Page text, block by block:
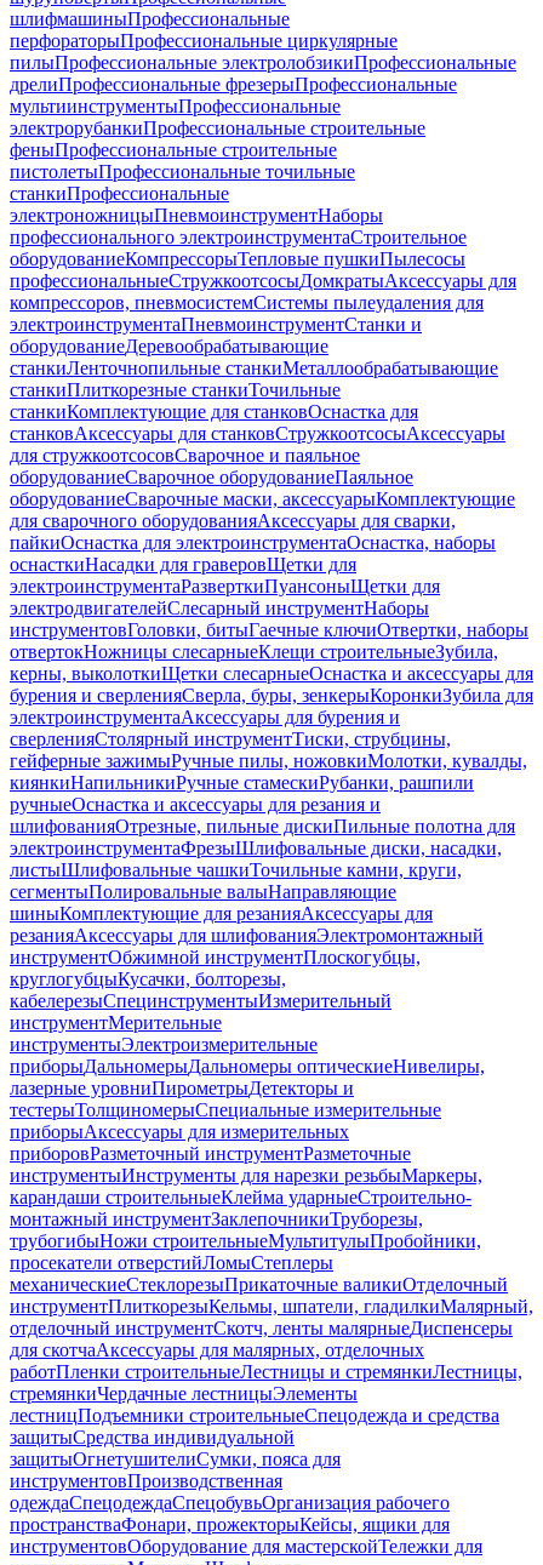
шлифмашиныПрофессиональные
перфораторыПрофессиональные циркулярные
пилыПрофессиональные электролобзикиПрофессиональные
дрелиПрофессиональные фрезерыПрофессиональные
мультиинструментыПрофессиональные
электрорубанкиПрофессиональные строительные
феныПрофессиональные строительные
пистолетыПрофессиональные точильные
станкиПрофессиональные
электроножницыПневмоинструментНаборы
профессионального электроинструментаСтроительное
оборудованиеКомпрессорыТепловые пушкиПылесосы
профессиональныеСтружкоотсосыДомкратыАксессуары для
компрессоров, пневмосистемСистемы пылеудаления для
электроинструментаПневмоинструментСтанки и
оборудованиеДеревообрабатывающие
станкиЛенточнопильные станкиМеталлообрабатывающие
станкиПлиткорезные станкиТочильные
станкиКомплектующие для станковОснастка для
станковАксессуары для станковСтружкоотсосыАксессуары
для стружкоотсосовСварочное и паяльное
оборудованиеСварочное оборудованиеПаяльное
оборудованиеСварочные маски, аксессуарыКомплектующие
для сварочного оборудованияАксессуары для сварки,
пайкиОснастка для электроинструментаОснастка, наборы
оснасткиНасадки для граверовЩетки для
электроинструментаРазверткиПуансоныЩетки для
электродвигателейСлесарный инструментНаборы
инструментовГоловки, битыГаечные ключиОтвертки, наборы
отвертокНожницы слесарныеКлещи строительныеЗубила,
керны, выколоткиЩетки слесарныеОснастка и аксессуары для
бурения и сверленияСверла, буры, зенкерыКоронкиЗубила для
электроинструментаАксессуары для бурения и
сверленияСтолярный инструментТиски, струбцины,
гейферные зажимыРучные пилы, ножовкиМолотки, кувалды,
киянкиНапильникиРучные стамескиРубанки, рашпили
ручныеОснастка и аксессуары для резания и
шлифованияОтрезные, пильные дискиПильные полотна для
электроинструментаФрезыШлифовальные диски, насадки,
листыШлифовальные чашкиТочильные камни, круги,
сегментыПолировальные валыНаправляющие
шиныКомплектующие для резанияАксессуары для
резанияАксессуары для шлифованияЭлектромонтажный
инструментОбжимной инструментПлоскогубцы,
круглогубцыКусачки, болторезы,
кабелерезыСпецинструментыИзмерительный
инструментМерительные
инструментыЭлектроизмерительные
приборыДальномерыДальномеры оптическиеНивелиры,
лазерные уровниПирометрыДетекторы и
тестерыТолщиномерыСпециальные измерительные
приборыАксессуары для измерительных
приборовРазметочный инструментРазметочные
инструментыИнструменты для нарезки резьбыМаркеры,
карандаши строительныеКлейма ударныеСтроительно-
монтажный инструментЗаклепочникиТруборезы,
трубогибыНожи строительныеМультитулыПробойники,
просекатели отверстийЛомыСтеплеры
механическиеСтеклорезыПрикаточные валикиОтделочный
инструментПлиткорезыКельмы, шпатели, гладилкиМалярный,
отделочный инструментСкотч, ленты малярныеДиспенсеры
для скотчаАксессуары для малярных, отделочных
работПленки строительныеЛестницы и стремянкиЛестницы,
стремянкиЧердачные лестницыЭлементы
лестницПодъемники строительныеСпецодежда и средства
защитыСредства индивидуальной
защитыОгнетушителиСумки, пояса для
инструментовПроизводственная
одеждаСпецодеждаСпецобувьОрганизация рабочего
пространстваФонари, прожекторыКейсы, ящики для
инструментовОборудование для мастерскойТележки для